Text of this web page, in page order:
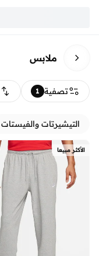
ملابس
تصفية 1
التيشيرتات والفيستات
الأكثر مبيعا